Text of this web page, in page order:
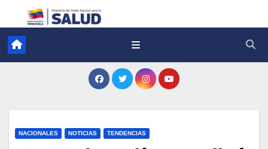
NACIONALES NOTICIAS TENDENCIAS